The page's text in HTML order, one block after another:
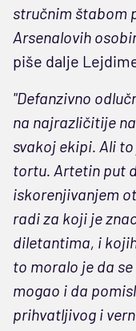
stručnim štabom
Arsenalovih
piše dalje
"Defanzivno
na najrazličitije
svakoj ekipi. Ali
tortu. Artetin put
iskorenjivanjem
radi za koji je
diletantima, i
to moralo je da
mogao i da
prihvatljivog i